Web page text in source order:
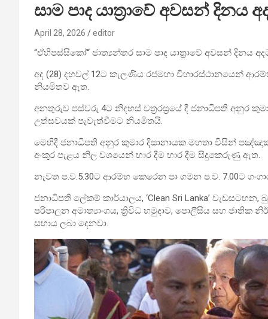
සාම පාද යාත්‍රාවේ අවසන් දිනය
April 28, 2026 editor
“ඒහිපස්සිකෝ“ ජාත්‍යන්තර සාම පාද යාත්‍රාවේ අවසන් දිනය
අද (28) දහවල් 12ට කැලණිය රජමහා විහාරස්ථානයෙන්
නියමිතව ඇත.
අනතුරුව පස්වරු 4ට නිදහස් චත්‍රරස්‍රයේ දී ජනාධිපති අනුර
උත්සවයක් පැවැත්වීමට නියමිතයි.
මෙහිදී ජනා­ධි­පති අනුර කුමාර දිසා­නා­යක මහතා විසින්
අංකුර පැළය නිල වශ­යෙන් භාර දීම භාර දීම සිදුකෙරුණු ඇත.
නැවත ප.ව.5.30ට ආරම්භ කෙරෙන පා ගමන ප.ව. 7.00ට
ජනා­ධි­පති ලේකම් කාර්යා­ලය, ‘Clean Sri Lanka’
පරි­පා­ලන අමා­ත්‍යාං­ශය, ත්‍රිවිධ හමු­දාව, පොලී­සිය සහ
සහාය ලබා දෙනවා.